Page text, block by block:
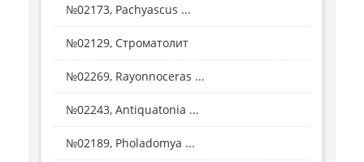
№02173, Pachyascus ...
№02129, Строматолит
№02269, Rayonnoceras ...
№02243, Antiquatonia ...
№02189, Pholadomya ...